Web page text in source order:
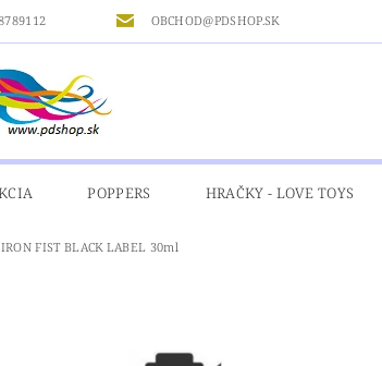
OBCHOD@PDSHOP.SK
POPPERS HRAČKY - LOVE TOYS
MASÁŽ ČISTENIE A DEZINFIKÁCIA
IRON FIST BLACK LABEL 30ml